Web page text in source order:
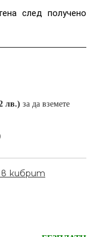
след получено
лв.) за да вземете
кибрит